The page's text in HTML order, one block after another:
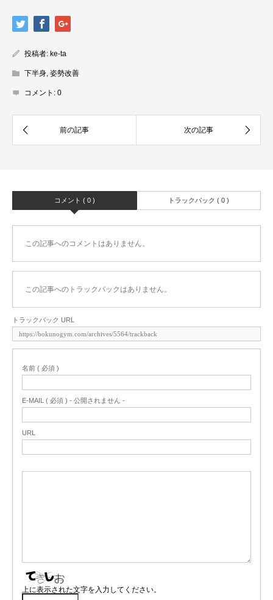
投稿者: ke-ta
下半身, 姿勢改善
コメント: 0
コメント ( 0 ) トラックバック ( 0 )
この記事へのコメントはありません。
この記事へのトラックバックはありません。
トラックバック URL
名前 ( 必須 )
E-MAIL ( 必須 ) - 公開されません -
URL
上に表示された文字を入力してください。